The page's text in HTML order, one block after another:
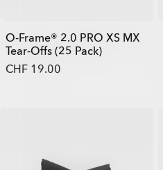
O-Frame® 2.0 PRO XS MX
Tear-Offs (25 Pack)
CHF 19.00